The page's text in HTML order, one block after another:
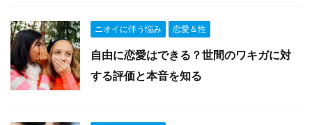
ニオイに伴う悩み 恋愛＆性
自由に恋愛はできる？世間のワキガに対
する評価と本音を知る